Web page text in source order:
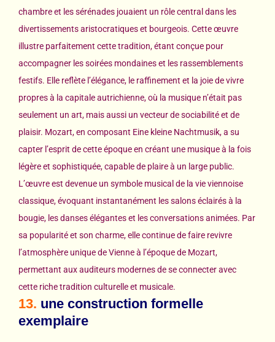
chambre et les sérénades jouaient un rôle central dans les
divertissements aristocratiques et bourgeois. Cette œuvre
illustre parfaitement cette tradition, étant conçue pour
accompagner les soirées mondaines et les rassemblements
festifs. Elle reflète l’élégance, le raffinement et la joie de vivre
propres à la capitale autrichienne, où la musique n’était pas
seulement un art, mais aussi un vecteur de sociabilité et de
plaisir. Mozart, en composant Eine kleine Nachtmusik, a su
capter l’esprit de cette époque en créant une musique à la fois
légère et sophistiquée, capable de plaire à un large public.
L’œuvre est devenue un symbole musical de la vie viennoise
classique, évoquant instantanément les salons éclairés à la
bougie, les danses élégantes et les conversations animées. Par
sa popularité et son charme, elle continue de faire revivre
l’atmosphère unique de Vienne à l’époque de Mozart,
permettant aux auditeurs modernes de se connecter avec
cette riche tradition culturelle et musicale.
13. une construction formelle
exemplaire